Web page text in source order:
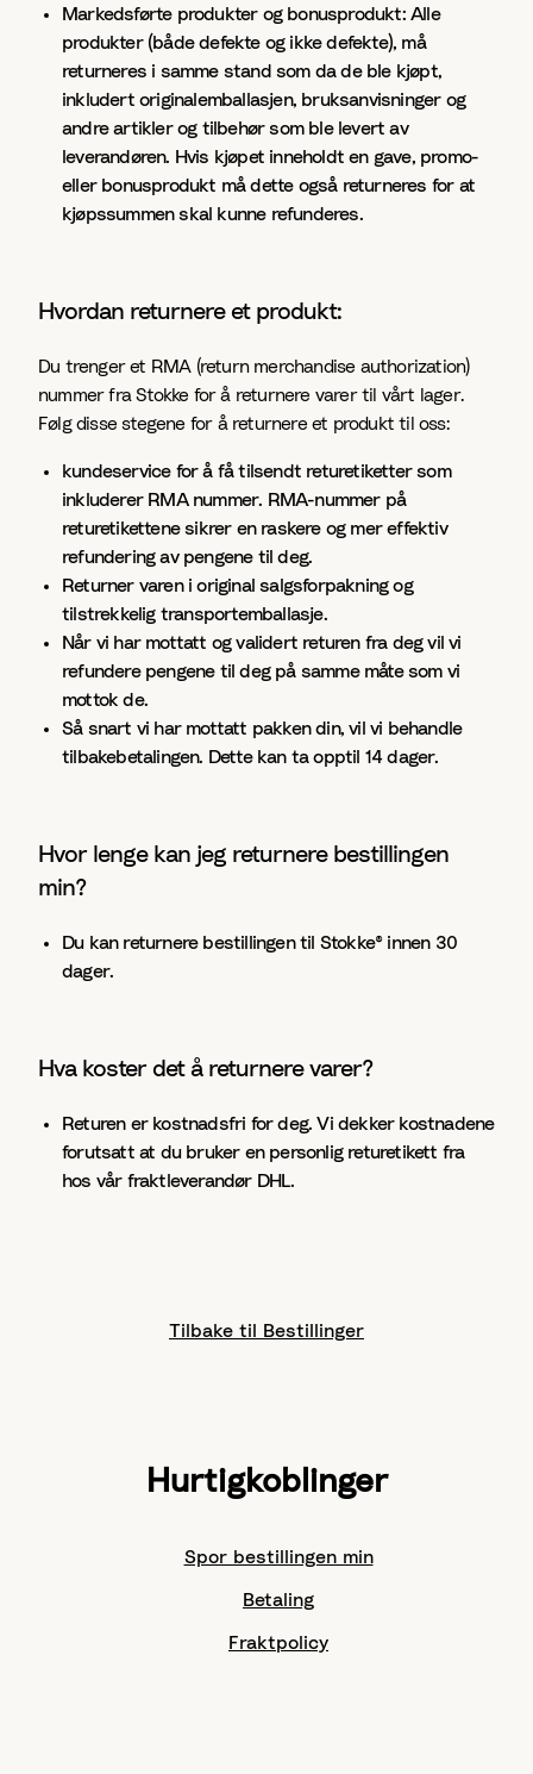
Markedsførte produkter og bonusprodukt: Alle
produkter (både defekte og ikke defekte), må
returneres i samme stand som da de ble kjøpt,
inkludert originalemballasjen, bruksanvisninger og
andre artikler og tilbehør som ble levert av
leverandøren. Hvis kjøpet inneholdt en gave, promo-
eller bonusprodukt må dette også returneres for at
kjøpssummen skal kunne refunderes.
Hvordan returnere et produkt:
Du trenger et RMA (return merchandise authorization)
nummer fra Stokke for å returnere varer til vårt lager.
Følg disse stegene for å returnere et produkt til oss:
kundeservice for å få tilsendt returetiketter som
inkluderer RMA nummer. RMA-nummer på
returetikettene sikrer en raskere og mer effektiv
refundering av pengene til deg.
Returner varen i original salgsforpakning og
tilstrekkelig transportemballasje.
Når vi har mottatt og validert returen fra deg vil vi
refundere pengene til deg på samme måte som vi
mottok de.
Så snart vi har mottatt pakken din, vil vi behandle
tilbakebetalingen. Dette kan ta opptil 14 dager.
Hvor lenge kan jeg returnere bestillingen
min?
Du kan returnere bestillingen til Stokke® innen 30
dager.
Hva koster det å returnere varer?
Returen er kostnadsfri for deg. Vi dekker kostnadene
forutsatt at du bruker en personlig returetikett fra
hos vår fraktleverandør DHL.
Tilbake til Bestillinger
Hurtigkoblinger
Spor bestillingen min
Betaling
Fraktpolicy